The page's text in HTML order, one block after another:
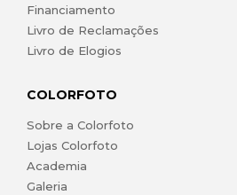
Financiamento
Livro de Reclamações
Livro de Elogios
COLORFOTO
Sobre a Colorfoto
Lojas Colorfoto
Academia
Galeria